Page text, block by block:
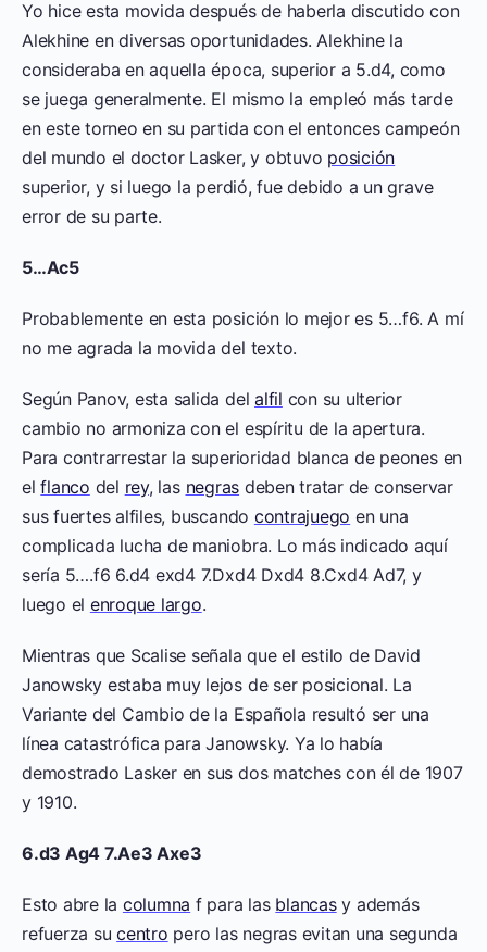
Yo hice esta movida después de haberla discutido con
Alekhine en diversas oportunidades. Alekhine la
consideraba en aquella época, superior a 5.d4, como
se juega generalmente. El mismo la empleó más tarde
en este torneo en su partida con el entonces campeón
del mundo el doctor Lasker, y obtuvo posición
superior, y si luego la perdió, fue debido a un grave
error de su parte.
5…Ac5
Probablemente en esta posición lo mejor es 5…f6. A mí
no me agrada la movida del texto.
Según Panov, esta salida delalfil con su ulterior
cambio no armoniza con el espíritu de la apertura.
Para contrarrestar la superioridad blanca de peones en
elflanco del rey, las negras deben tratar de conservar
sus fuertes alfiles, buscando contrajuego en una
complicada lucha de maniobra. Lo más indicado aquí
sería 5….f6 6.d4 exd4 7.Dxd4 Dxd4 8.Cxd4 Ad7, y
luego el enroque largo.
Mientras que Scalise señala que el estilo de David
Janowsky estaba muy lejos de ser posicional. La
Variante del Cambio de la Española resultó ser una
línea catastrófica para Janowsky. Ya lo había
demostrado Lasker en sus dos matches con él de 1907
y 1910.
6.d3 Ag4 7.Ae3 Axe3
Esto abre la columna f para las blancasy además
refuerza sucentro pero las negras evitan una segunda